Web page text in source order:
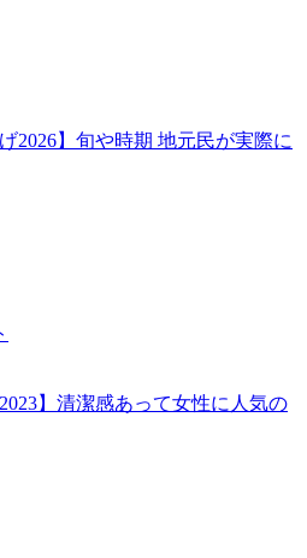
2026】旬や時期 地元民が実際に
】清潔感あって女性に人気の